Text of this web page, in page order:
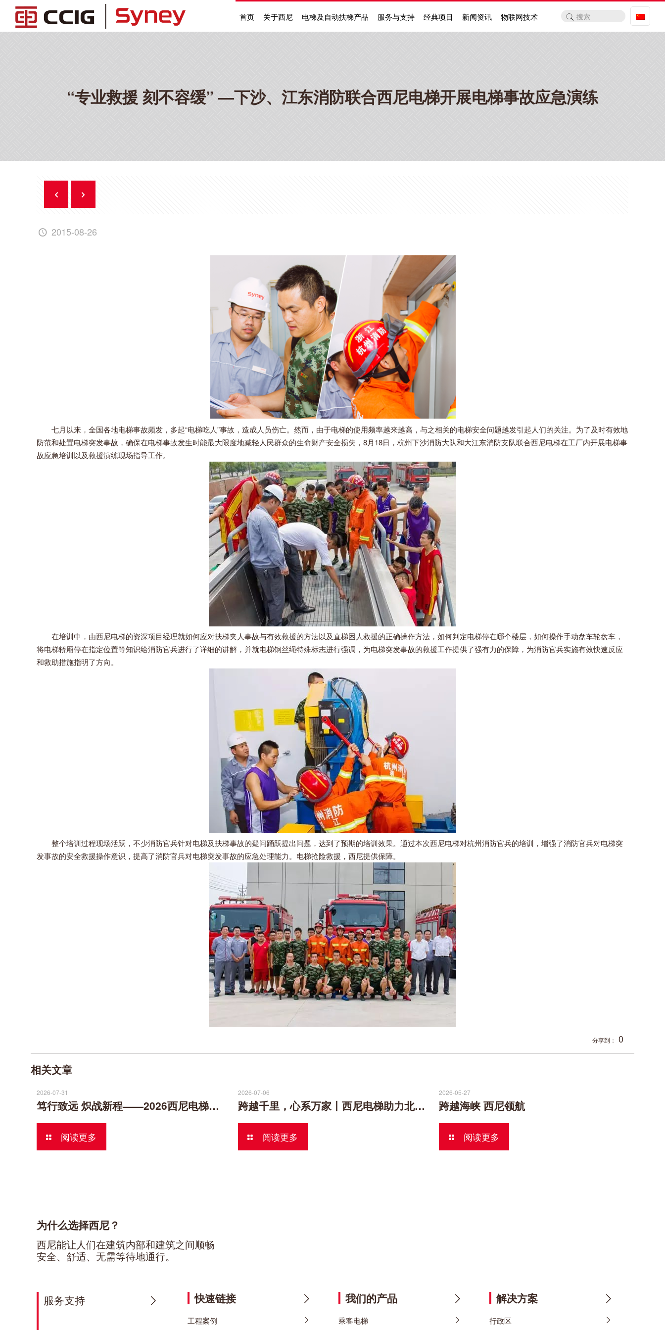
首页 关于西尼 电梯及自动扶梯产品 服务与支持 经典项目 新闻资讯 物联网技术
“专业救援 刻不容缓” —下沙、江东消防联合西尼电梯开展电梯事故应急演练
2015-08-26
七月以来，全国各地电梯事故频发，多起“电梯吃人”事故，造成人员伤亡。然而，由于电梯的使用频率越来越高，与之相关的电梯安全问题越发引起人们的关注。为了及时有效地
防范和处置电梯突发事故，确保在电梯事故发生时能最大限度地减轻人民群众的生命财产安全损失，8月18日，杭州下沙消防大队和大江东消防支队联合西尼电梯在工厂内开展电梯事
故应急培训以及救援演练现场指导工作。
在培训中，由西尼电梯的资深项目经理就如何应对扶梯夹人事故与有效救援的方法以及直梯困人救援的正确操作方法，如何判定电梯停在哪个楼层，如何操作手动盘车轮盘车，
将电梯轿厢停在指定位置等知识给消防官兵进行了详细的讲解，并就电梯钢丝绳特殊标志进行强调，为电梯突发事故的救援工作提供了强有力的保障，为消防官兵实施有效快速反应
和救助措施指明了方向。
整个培训过程现场活跃，不少消防官兵针对电梯及扶梯事故的疑问踊跃提出问题，达到了预期的培训效果。通过本次西尼电梯对杭州消防官兵的培训，增强了消防官兵对电梯突
发事故的安全救援操作意识，提高了消防官兵对电梯突发事故的应急处理能力。电梯抢险救援，西尼提供保障。
分享到： 0
相关文章
2026-07-31
笃行致远 炽战新程——2026西尼电梯半年度营销工作会议
阅读更多
2026-07-06
跨越千里，心系万家丨西尼电梯助力北京葵花社民生安居
阅读更多
2026-05-27
跨越海峡 西尼领航
阅读更多
为什么选择西尼？
西尼能让人们在建筑内部和建筑之间顺畅
安全、舒适、无需等待地通行。
服务支持 快速链接
工程案例
我们的产品
乘客电梯
解决方案
行政区